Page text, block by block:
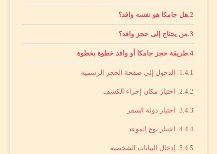
هل جامكا هو نفسه وافد؟
من يحتاج إلى حجز وافد؟
طريقة حجز جامكا أو وافد خطوة بخطوة
1. الدخول إلى صفحة الحجز الرسمية
2. اختيار مكان إجراء الكشف
3. اختيار دولة السفر
4. اختيار نوع الموعد
5. إدخال البيانات الشخصية